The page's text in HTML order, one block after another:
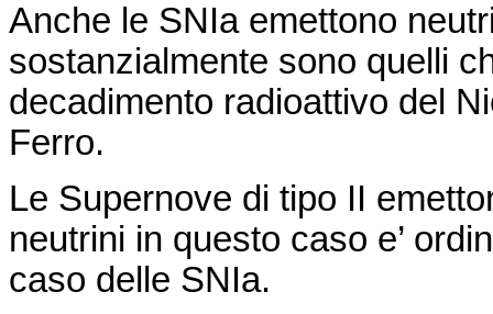
Anche le SNIaemettono
sostanzialmente sono quelli
decadimento radioattivo del
Ferro.
Le Supernove di tipo II
neutrini in questo caso e’
caso delle SNIa.